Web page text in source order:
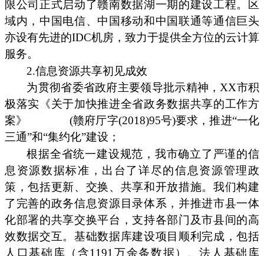
限公司正式启动了赣南数据湖一期的建设工程。区
域内，中国电信、中国移动和中国联通等通信巨头
亦设有先进的IDC机房，致力于提供全方位的云计算
服务。
2.信息资源共享初见成效
为贯彻省委省政府主要领导批示精神，XX市积
极落实《关于加快推进全省政务数据共享的工作方
案》
(赣府厅字(2018)95号)要求，推进“一化
三通”和“集约化”建设；
根据全省统一建设规范，我市确立了严谨的信
息资源数据标准，出台了详尽的信息资源管理政
策，包括更新、交换、共享和开放措施。我们构建
了完善的政务信息资源目录体系，并推进市县一体
化部署的共享交换平台，支持各部门及市县间的高
效数据交互。基础数据库建设项目顺利完成，包括
人口基础库（含1191万余条数据）、法人基础库